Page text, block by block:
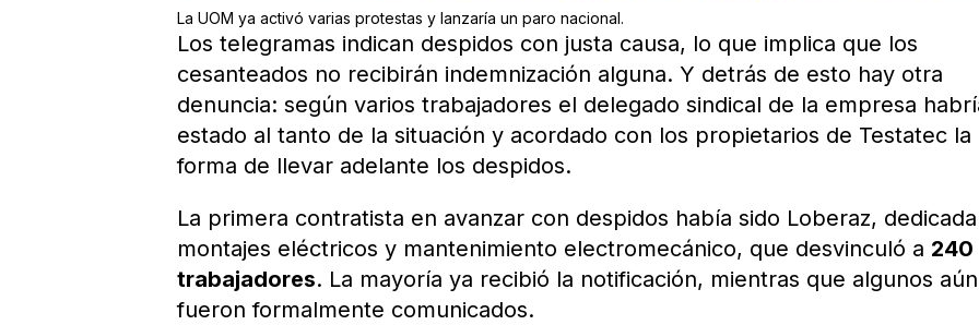
La UOM ya activó varias protestas y lanzaría un paro nacional.
Los telegramas indican despidos con justa causa, lo que implica que los
cesanteados no recibirán indemnización alguna. Y detrás de esto hay otra
denuncia: según varios trabajadores el delegado sindical de la empresa
estado al tanto de la situación y acordado con los propietarios de Testatec la
forma de llevar adelante los despidos.
La primera contratista en avanzar con despidos había sido Loberaz,
montajes eléctricos y mantenimiento electromecánico, que desvinculó a 240
trabajadores. La mayoría ya recibió la notificación, mientras que algunos
fueron formalmente comunicados.